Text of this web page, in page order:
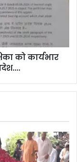
को कार्यभार